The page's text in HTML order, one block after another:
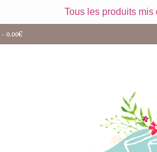
Tous les produits
- 0.00€